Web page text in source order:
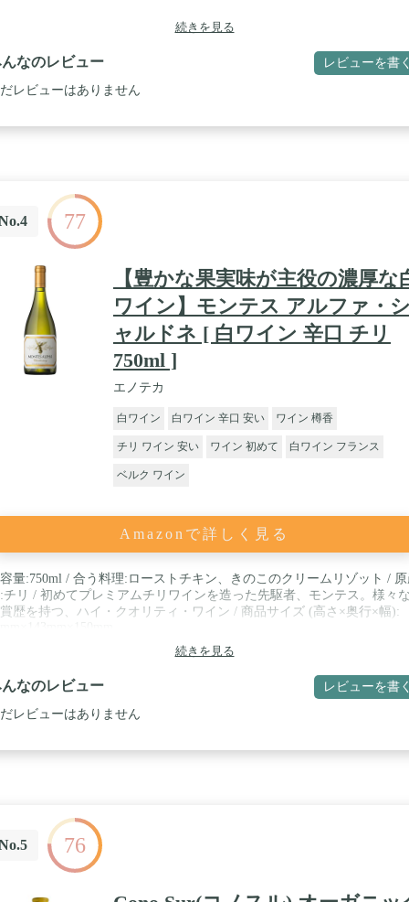
続きを見る
なのレビュー レビューを書
レビューはありません
77
【豊かな果実味が主役の濃厚な
ワイン】モンテス アルファ・
ャルドネ [ 白ワイン 辛口 チリ
750ml ]
エノテカ
白ワイン 白ワイン 辛口 安い ワイン 樽香
チリ ワイン 安い ワイン 初めて 白ワイン フランス
ベルク ワイン
Amazonで詳しく見る
量:750ml / 合う料理:ローストチキン、きのこのクリームリゾット /
チリ / 初めてプレミアムチリワインを造った先駆者、モンテス。様々
歴を持つ、ハイ・クオリティ・ワイン / 商品サイズ (高さ×奥行×幅):
続きを見る
なのレビュー レビューを書
レビューはありません
76